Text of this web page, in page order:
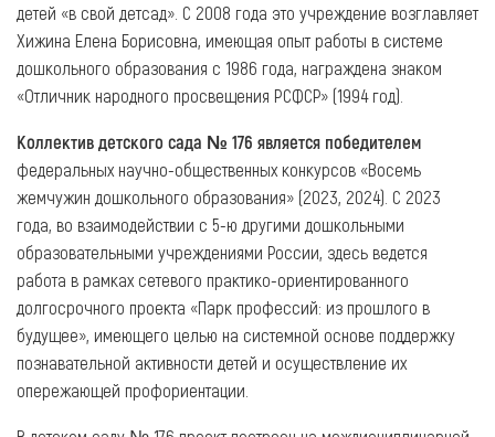
детей «в свой детсад». С 2008 года это учреждение возглавляет
Хижина Елена Борисовна, имеющая опыт работы в системе
дошкольного образования с 1986 года, награждена знаком
«Отличник народного просвещения РСФСР» (1994 год).
Коллектив детского сада № 176 является победителем
федеральных научно-общественных конкурсов «Восемь
жемчужин дошкольного образования» (2023, 2024). С 2023
года, во взаимодействии с 5-ю другими дошкольными
образовательными учреждениями России, здесь ведется
работа в рамках сетевого практико-ориентированного
долгосрочного проекта «Парк профессий: из прошлого в
будущее», имеющего целью на системной основе поддержку
познавательной активности детей и осуществление их
опережающей профориентации.